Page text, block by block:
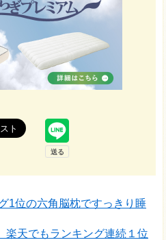
1位の六角脳枕ですっきり睡
楽天でもランキング連続１位